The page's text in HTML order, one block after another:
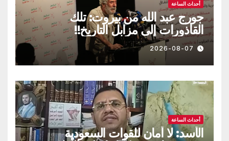
أحداث الساعة
جورج عبد الله من بيروت: تلك
القاذورات إلى مزابل التاريخ!!
2026-08-07
أحداث الساعة
الأسد: لا أمان للقوات السعودية